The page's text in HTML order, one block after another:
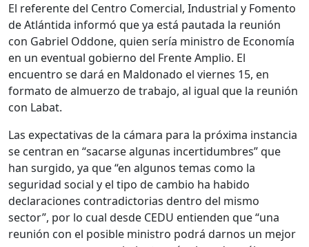
El referente del Centro Comercial, Industrial y Fomento
de Atlántida informó que ya está pautada la reunión
con Gabriel Oddone, quien sería ministro de Economía
en un eventual gobierno del Frente Amplio. El
encuentro se dará en Maldonado el viernes 15, en
formato de almuerzo de trabajo, al igual que la reunión
con Labat.
Las expectativas de la cámara para la próxima instancia
se centran en “sacarse algunas incertidumbres” que
han surgido, ya que “en algunos temas como la
seguridad social y el tipo de cambio ha habido
declaraciones contradictorias dentro del mismo
sector”, por lo cual desde CEDU entienden que “una
reunión con el posible ministro podrá darnos un mejor